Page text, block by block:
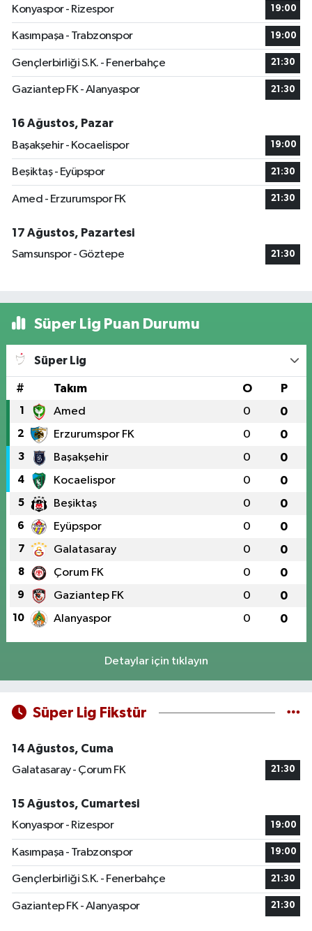
Konyaspor - Rizespor
19:00
Kasımpaşa - Trabzonspor 19:00
Gençlerbirliği S.K. - Fenerbahçe 21:30
Gaziantep FK - Alanyaspor 21:30
16 Ağustos, Pazar
Başakşehir - Kocaelispor
19:00
Beşiktaş - Eyüpspor 21:30
Amed - Erzurumspor FK 21:30
17 Ağustos, Pazartesi
Samsunspor - Göztepe
21:30
Süper Lig Puan Durumu
Süper Lig
# Takım O P
1 Amed 0 0
2 Erzurumspor FK 0 0
3 Başakşehir 0 0
4 Kocaelispor 0 0
5 Beşiktaş 0 0
6 Eyüpspor 0 0
7 Galatasaray 0 0
8 Çorum FK 0 0
9 Gaziantep FK 0 0
10 Alanyaspor 0 0
Detaylar için tıklayın
Süper Lig Fikstür
14 Ağustos, Cuma
Galatasaray - Çorum FK
21:30
15 Ağustos, Cumartesi
Konyaspor - Rizespor
19:00
Kasımpaşa - Trabzonspor 19:00
Gençlerbirliği S.K. - Fenerbahçe 21:30
Gaziantep FK - Alanyaspor 21:30